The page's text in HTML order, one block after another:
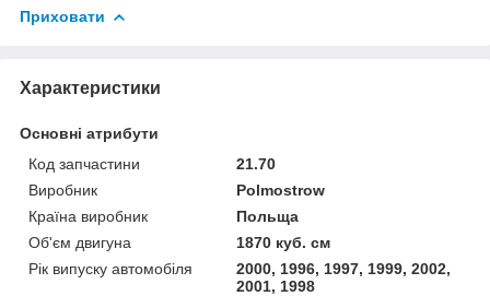
Приховати
Характеристики
Основні атрибути
Код запчастини
21.70
Виробник
Polmostrow
Країна виробник
Польща
Об'єм двигуна
1870 куб. см
Рік випуску автомобіля
2000, 1996, 1997, 1999, 2002,
2001, 1998